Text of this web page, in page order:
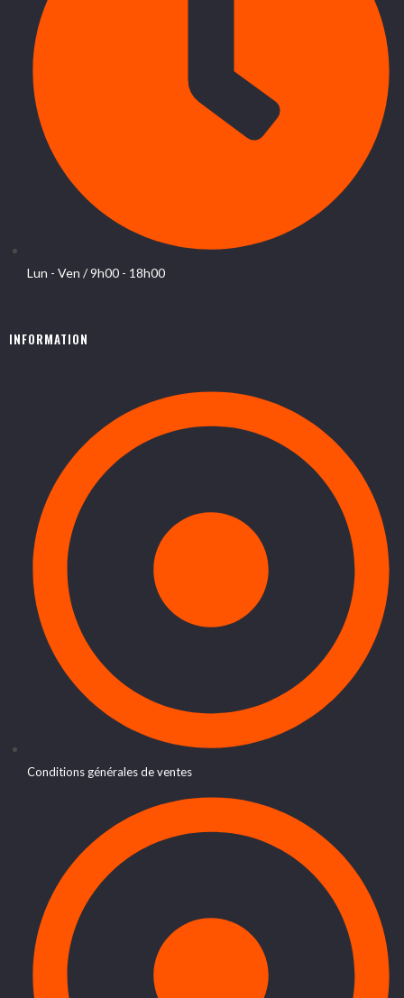
Lun - Ven / 9h00 - 18h00
INFORMATION
Conditions générales de ventes